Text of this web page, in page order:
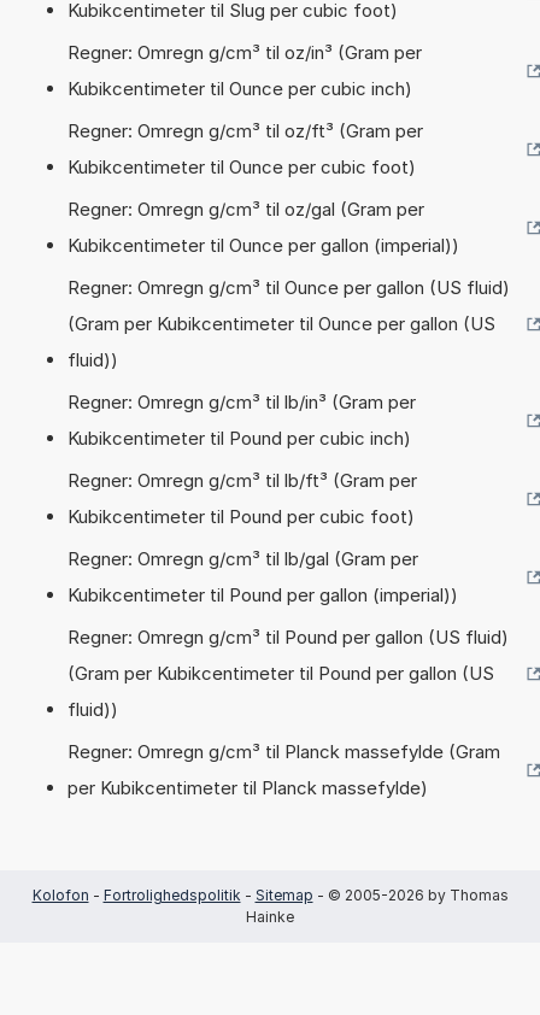
Kubikcentimeter til Slug per cubic foot)
Regner: Omregn g/cm³ til oz/in³ (Gram per
Kubikcentimeter til Ounce per cubic inch)
Regner: Omregn g/cm³ til oz/ft³ (Gram per
Kubikcentimeter til Ounce per cubic foot)
Regner: Omregn g/cm³ til oz/gal (Gram per
Kubikcentimeter til Ounce per gallon (imperial))
Regner: Omregn g/cm³ til Ounce per gallon (US fluid)
(Gram per Kubikcentimeter til Ounce per gallon (US
fluid))
Regner: Omregn g/cm³ til lb/in³ (Gram per
Kubikcentimeter til Pound per cubic inch)
Regner: Omregn g/cm³ til lb/ft³ (Gram per
Kubikcentimeter til Pound per cubic foot)
Regner: Omregn g/cm³ til lb/gal (Gram per
Kubikcentimeter til Pound per gallon (imperial))
Regner: Omregn g/cm³ til Pound per gallon (US fluid)
(Gram per Kubikcentimeter til Pound per gallon (US
fluid))
Regner: Omregn g/cm³ til Planck massefylde (Gram
per Kubikcentimeter til Planck massefylde)
Kolofon - Fortrolighedspolitik - Sitemap - © 2005-2026 by Thomas
Hainke